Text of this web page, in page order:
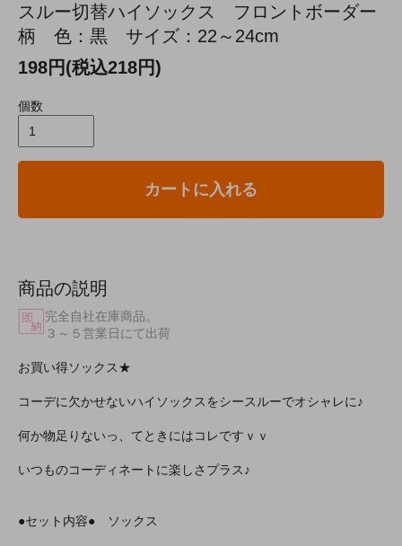
スルー切替ハイソックス フロントボーダー
柄 色：黒 サイズ：22～24cm
198円(税込218円)
個数
カートに入れる
商品の説明
完全自社在庫商品。
３～５営業日にて出荷
お買い得ソックス★
コーデに欠かせないハイソックスをシースルーでオシャレに♪
何か物足りないっ、てときにはコレですｖｖ
いつものコーディネートに楽しさプラス♪
●セット内容● ソックス